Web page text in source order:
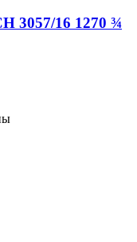
3057/16 1270 ¾